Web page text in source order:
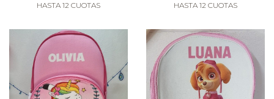
HASTA 12 CUOTAS HASTA 12 CUOTAS